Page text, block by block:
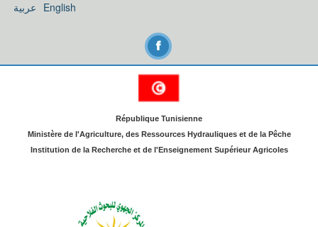
عربية English
République Tunisienne
Ministère de l'Agriculture, des Ressources Hydrauliques et de la Pêche
Institution de la Recherche et de l'Enseignement Supérieur Agricoles